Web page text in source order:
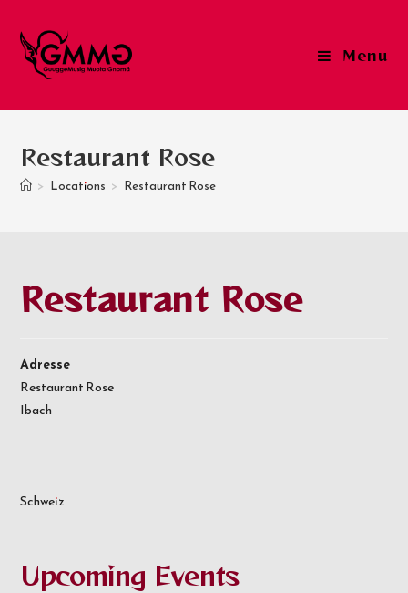
content
Menu
Restaurant Rose
> Locations > Restaurant Rose
Restaurant Rose
Adresse
Restaurant Rose
Ibach
Schweiz
Upcoming Events